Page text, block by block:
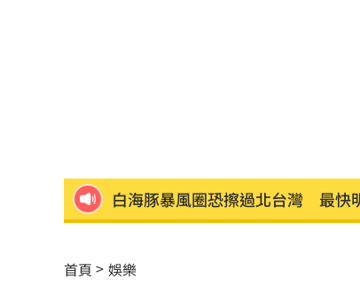
白海豚暴風圈恐擦過北台灣 最快
熊本地震 林佳龍向日方遞交500萬
首頁 娛樂